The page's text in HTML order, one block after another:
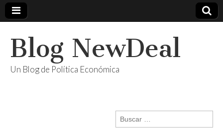
Blog NewDeal
Un Blog de Política Económica
Buscar: